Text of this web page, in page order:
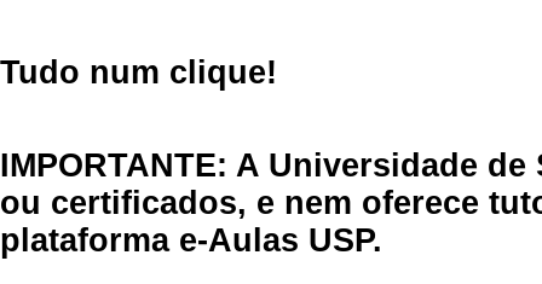
Tudo num clique!
IMPORTANTE: A Universidade
ou certificados, e nem oferece
plataforma e-Aulas USP.